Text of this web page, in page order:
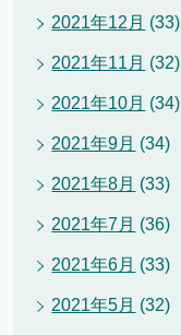
2021年12月 (33)
2021年11月 (32)
2021年10月 (34)
2021年9月 (34)
2021年8月 (33)
2021年7月 (36)
2021年6月 (33)
2021年5月 (32)